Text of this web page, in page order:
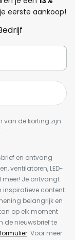
eerste aankoop!
van de korting zijn
.
en ontvang
ventilatoren, LED-
meer! Je ontvangt
inspiratieve content.
belangrijk en
op elk moment
de nieuwsbrief te
. Voor meer